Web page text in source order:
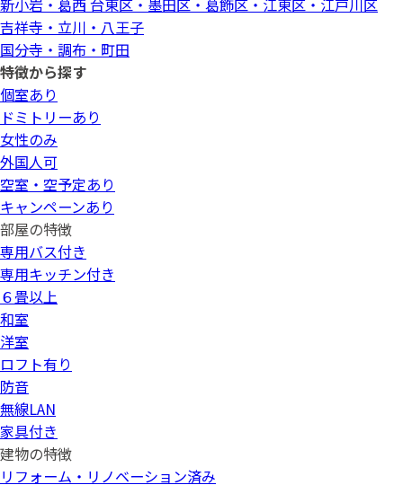
新小岩・葛西 台東区・墨田区・葛飾区・江東区・江戸川区
吉祥寺・立川・八王子
国分寺・調布・町田
特徴から探す
個室あり
ドミトリーあり
女性のみ
外国人可
空室・空予定あり
キャンペーンあり
部屋の特徴
専用バス付き
専用キッチン付き
６畳以上
和室
洋室
ロフト有り
防音
無線LAN
家具付き
建物の特徴
リフォーム・リノベーション済み